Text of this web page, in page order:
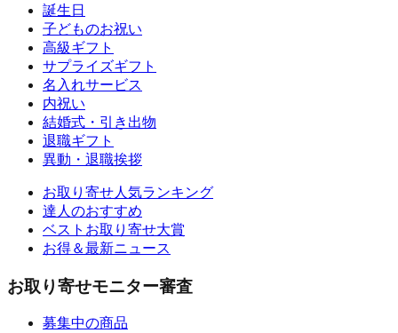
誕生日
子どものお祝い
高級ギフト
サプライズギフト
名入れサービス
内祝い
結婚式・引き出物
退職ギフト
異動・退職挨拶
お取り寄せ人気ランキング
達人のおすすめ
ベストお取り寄せ大賞
お得＆最新ニュース
お取り寄せモニター審査
募集中の商品